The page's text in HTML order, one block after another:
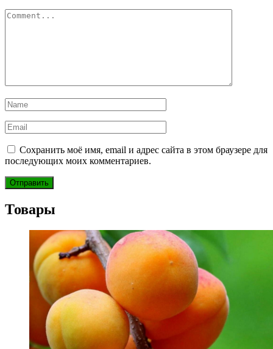
Сохранить моё имя, email и адрес сайта в этом браузере для
последующих моих комментариев.
Товары